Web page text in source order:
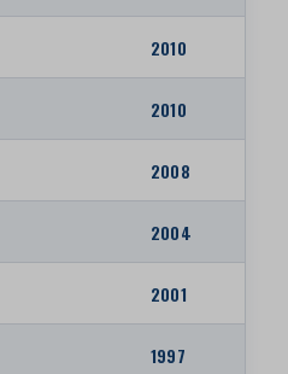
2010
2010
2008
2004
2001
1997